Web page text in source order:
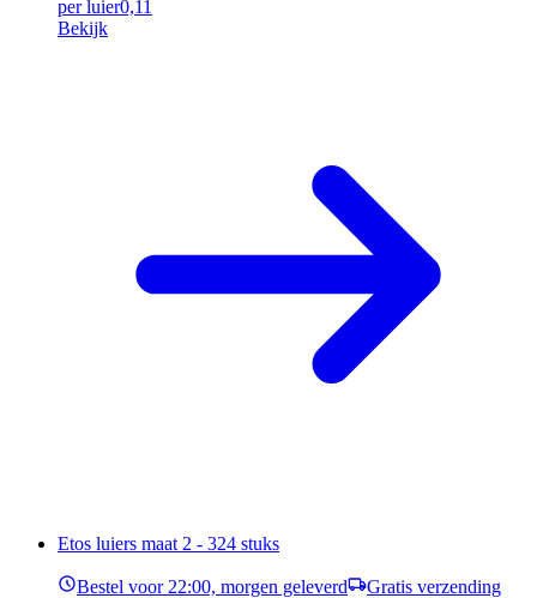
per luier0,11
Bekijk
Etos luiers maat 2 - 324 stuks
Bestel voor 22:00, morgen geleverd Gratis verzending